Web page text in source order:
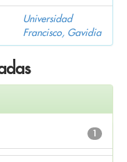
Universidad
Francisco, Gavidia
1